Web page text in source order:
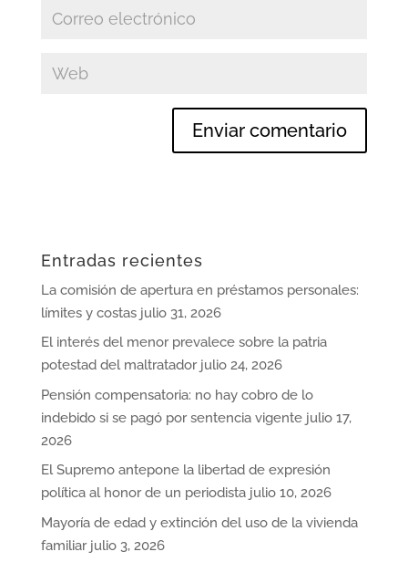
Entradas recientes
La comisión de apertura en préstamos personales:
límites y costas julio 31, 2026
El interés del menor prevalece sobre la patria
potestad del maltratador julio 24, 2026
Pensión compensatoria: no hay cobro de lo
indebido si se pagó por sentencia vigente julio 17,
2026
El Supremo antepone la libertad de expresión
política al honor de un periodista julio 10, 2026
Mayoría de edad y extinción del uso de la vivienda
familiar julio 3, 2026